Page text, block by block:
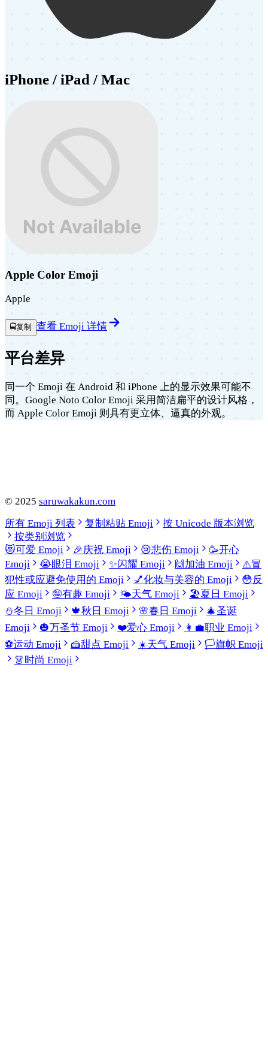
iPhone / iPad / Mac
Apple Color Emoji
Apple
🚍复制 查看 Emoji 详情
平台差异
同一个 Emoji 在 Android 和 iPhone 上的显示效果可能不
同。Google Noto Color Emoji 采用简洁扁平的设计风格，
而 Apple Color Emoji 则具有更立体、逼真的外观。
© 2025 saruwakakun.com
所有 Emoji 列表
复制粘贴 Emoji
按 Unicode 版本浏览
按类别浏览
😻可爱 Emoji 🎉庆祝 Emoji 😢悲伤 Emoji 🥳开心
Emoji
😭眼泪 Emoji ✨闪耀 Emoji 🙌 加油 Emoji ⚠️冒
犯性或应避免使用的 Emoji
💅化妆与美容的 Emoji 😳反
应 Emoji
🤪有趣 Emoji 🌤️天气 Emoji 🏖️夏日 Emoji
⛄冬日 Emoji 🍁秋日 Emoji 🌸春日 Emoji 🎄圣诞
Emoji
🎃万圣节 Emoji ❤️爱心 Emoji 👩‍💼职业 Emoji
⚽运动 Emoji 🍰甜点 Emoji ☀️天气 Emoji 🏳️旗帜 Emoji
👗时尚 Emoji